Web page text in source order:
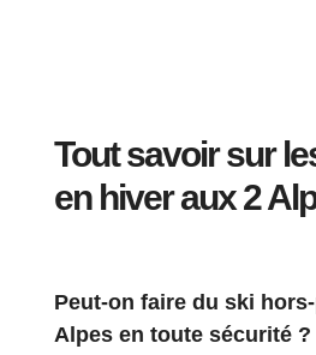
Tout savoir sur
en hiver aux 2
Peut-on faire du ski
Alpes en toute sécurité ?